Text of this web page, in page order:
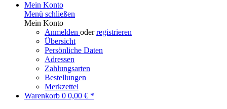
Mein Konto
Menü schließen
Mein Konto
Anmelden oderregistrieren
Übersicht
Persönliche Daten
Adressen
Zahlungsarten
Bestellungen
Merkzettel
Warenkorb 0 0,00 € *